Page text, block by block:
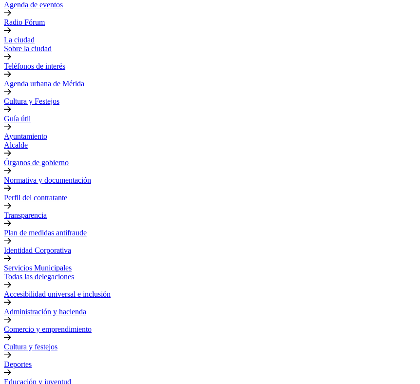
Agenda de eventos
Radio Fórum
La ciudad
Sobre la ciudad
Teléfonos de interés
Agenda urbana de Mérida
Cultura y Festejos
Guía útil
Ayuntamiento
Alcalde
Órganos de gobierno
Normativa y documentación
Perfil del contratante
Transparencia
Plan de medidas antifraude
Identidad Corporativa
Servicios Municipales
Todas las delegaciones
Accesibilidad universal e inclusión
Administración y hacienda
Comercio y emprendimiento
Cultura y festejos
Deportes
Educación y juventud